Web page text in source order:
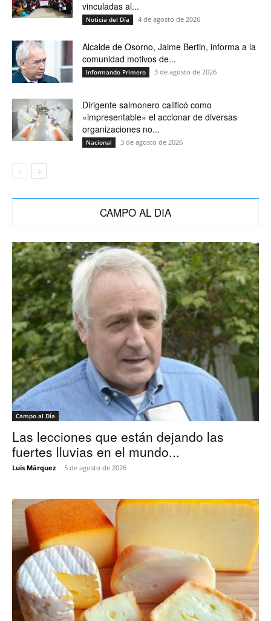
vinculadas al...
Noticia del Día 4 de agosto de 2026
Alcalde de Osorno, Jaime Bertin, informa a la
comunidad motivos de...
Informando Primero 3 de agosto de 2026
Dirigente salmonero calificó como
«impresentable» el accionar de diversas
organizaciones no...
Nacional 3 de agosto de 2026
CAMPO AL DIA
Campo al Día
Las lecciones que están dejando las
fuertes lluvias en el mundo...
Luis Márquez - 5 de agosto de 2026